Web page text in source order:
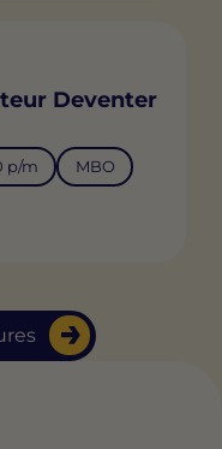
Deventer
p/m MBO